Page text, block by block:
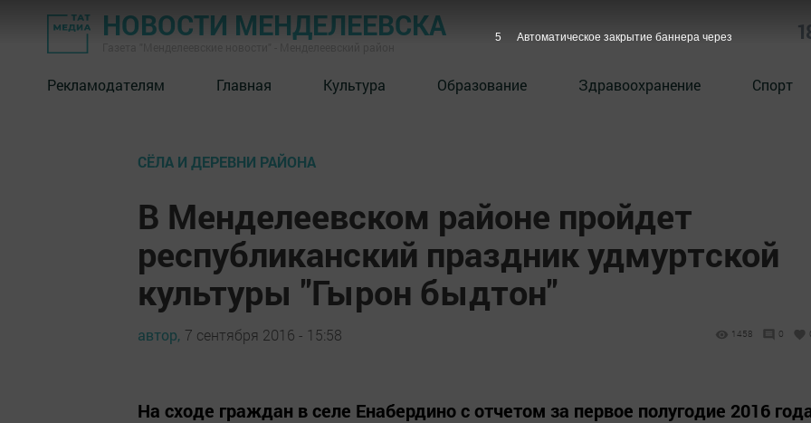
НОВОСТИ МЕНДЕЛЕЕВСКА
Рекламодателям Главная Культура Образование Здравоохранение Спорт
СЁЛА И ДЕРЕВНИ РАЙОНА
В Менделеевском районе пройдет
республиканский праздник удмуртской
культуры "Гырон быдтон"
автор, 7 сентября 2016 - 15:58 1458 0
На сходе граждан в селе Енабердино с отчетом за первое полугодие 2016
4 Автоматическое закрытие баннера через